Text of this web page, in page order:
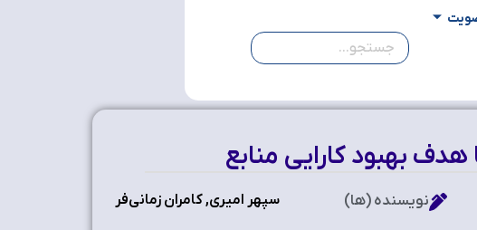
بهبود کارایی منابع
سپهر امیری, کامران زمانی‌فر نویسنده (ها)